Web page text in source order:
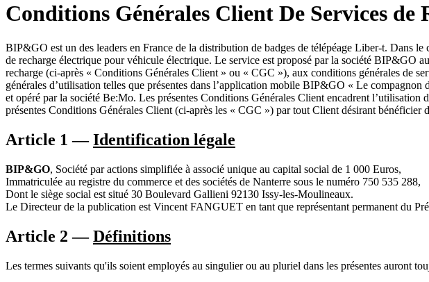
Conditions Générales Client De Services de
BIP&GO est un des leaders en France de la distribution de badges de télépéage Liber-t. Dans
de recharge électrique pour véhicule électrique. Le service est proposé par la société BIP&GO
recharge (ci-après « Conditions Générales Client » ou « CGC »), aux conditions générales de
générales d’utilisation telles que présentes dans l’application mobile BIP&GO « Le
et opéré par la société Be:Mo. Les présentes Conditions Générales Client encadrent
présentes Conditions Générales Client (ci-après les « CGC ») par tout Client désirant bénéficier
Article 1 —Identification légale
BIP&GO, Société par actions simplifiée à associé unique au capital social de 1 000 Euros,
Immatriculée au registre du commerce et des sociétés de Nanterre sous le numéro 750 535 288,
Dont le siège social est situé 30 Boulevard Gallieni 92130 Issy-les-Moulineaux.
Le Directeur de la publication est Vincent FANGUET en tant que représentant permanent du
Article 2 —Définitions
Les termes suivants qu'ils soient employés au singulier ou au pluriel dans les présentes auront